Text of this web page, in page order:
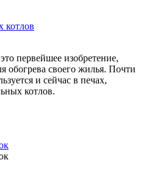
котлов
первейшее изобретение,
обогрева своего жилья. Почти
и сейчас в печах,
котлов.